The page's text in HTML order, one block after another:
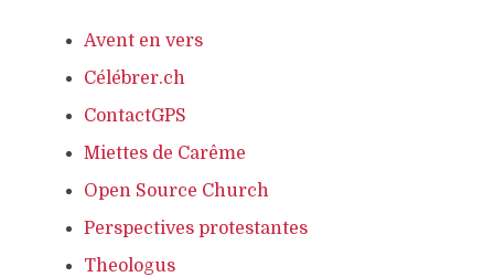
Avent en vers
Célébrer.ch
ContactGPS
Miettes de Carême
Open Source Church
Perspectives protestantes
Theologus